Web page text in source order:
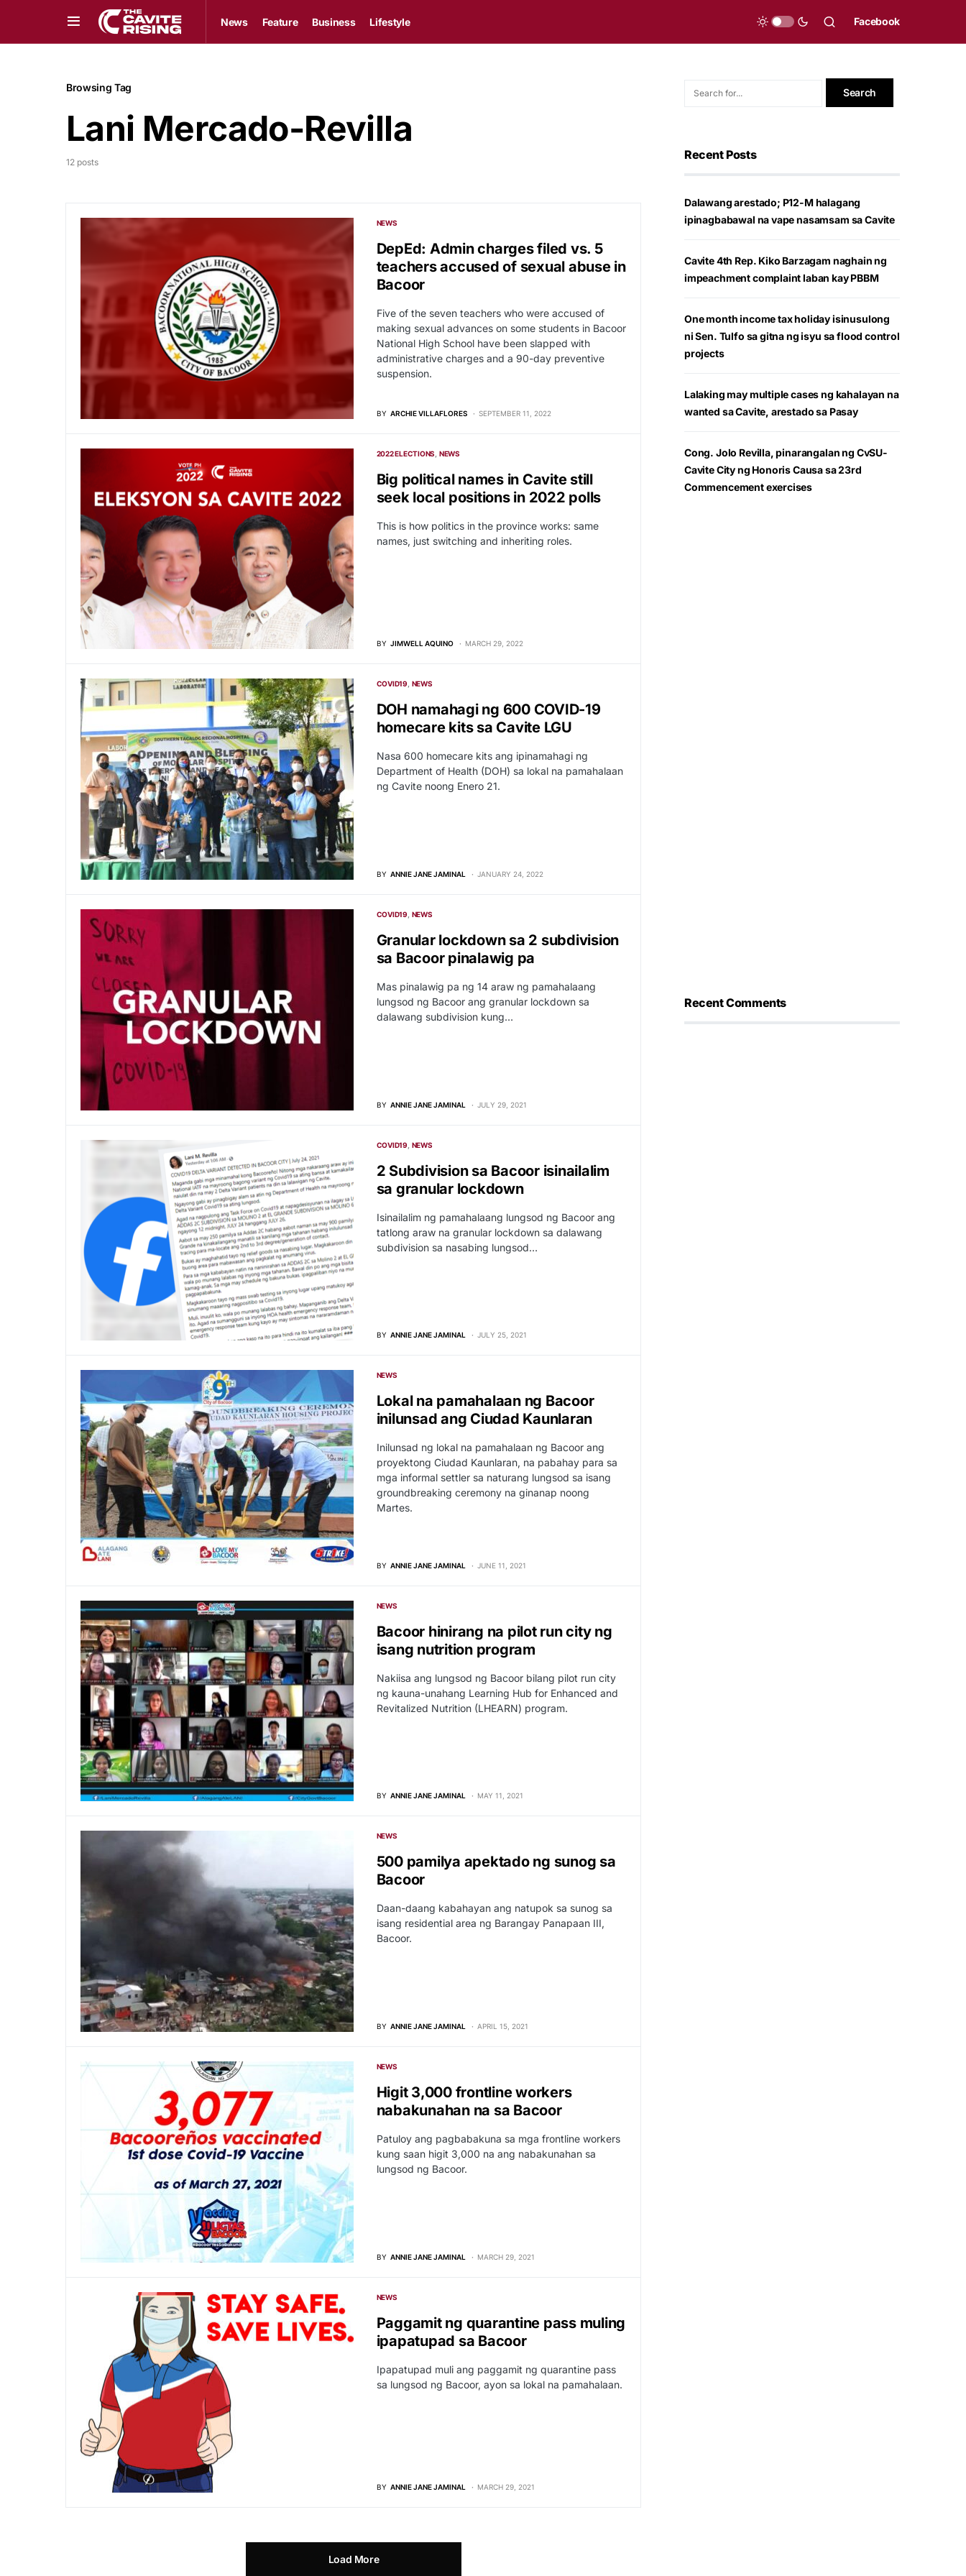
News Feature Business Lifestyle Facebook
Browsing Tag
Lani Mercado-Revilla
12 posts
NEWS
DepEd: Admin charges filed vs. 5
teachers accused of sexual abuse in
Bacoor
Five of the seven teachers who were accused of
making sexual advances on some students in Bacoor
National High School have been slapped with
administrative charges and a 90-day preventive
suspension.
BY ARCHIE VILLAFLORES SEPTEMBER 11, 2022
2022 ELECTIONS NEWS
Big political names in Cavite still
seek local positions in 2022 polls
This is how politics in the province works: same
names, just switching and inheriting roles.
BY JIMWELL AQUINO MARCH 29, 2022
COVID19 NEWS
DOH namahagi ng 600 COVID-19
homecare kits sa Cavite LGU
Nasa 600 homecare kits ang ipinamahagi ng
Department of Health (DOH) sa lokal na pamahalaan
ng Cavite noong Enero 21.
BY ANNIE JANE JAMINAL JANUARY 24, 2022
COVID19 NEWS
Granular lockdown sa 2 subdivision
sa Bacoor pinalawig pa
Mas pinalawig pa ng 14 araw ng pamahalaang
lungsod ng Bacoor ang granular lockdown sa
dalawang subdivision kung…
BY ANNIE JANE JAMINAL JULY 29, 2021
COVID19 NEWS
2 Subdivision sa Bacoor isinailalim
sa granular lockdown
Isinailalim ng pamahalaang lungsod ng Bacoor ang
tatlong araw na granular lockdown sa dalawang
subdivision sa nasabing lungsod…
BY ANNIE JANE JAMINAL JULY 25, 2021
NEWS
Lokal na pamahalaan ng Bacoor
inilunsad ang Ciudad Kaunlaran
Inilunsad ng lokal na pamahalaan ng Bacoor ang
proyektong Ciudad Kaunlaran, na pabahay para sa
mga informal settler sa naturang lungsod sa isang
groundbreaking ceremony na ginanap noong
Martes.
BY ANNIE JANE JAMINAL JUNE 11, 2021
NEWS
Bacoor hinirang na pilot run city ng
isang nutrition program
Nakiisa ang lungsod ng Bacoor bilang pilot run city
ng kauna-unahang Learning Hub for Enhanced and
Revitalized Nutrition (LHEARN) program.
BY ANNIE JANE JAMINAL MAY 11, 2021
NEWS
500 pamilya apektado ng sunog sa
Bacoor
Daan-daang kabahayan ang natupok sa sunog sa
isang residential area ng Barangay Panapaan III,
Bacoor.
BY ANNIE JANE JAMINAL APRIL 15, 2021
NEWS
Higit 3,000 frontline workers
nabakunahan na sa Bacoor
Patuloy ang pagbabakuna sa mga frontline workers
kung saan higit 3,000 na ang nabakunahan sa
lungsod ng Bacoor.
BY ANNIE JANE JAMINAL MARCH 29, 2021
NEWS
Paggamit ng quarantine pass muling
ipapatupad sa Bacoor
Ipapatupad muli ang paggamit ng quarantine pass
sa lungsod ng Bacoor, ayon sa lokal na pamahalaan.
BY ANNIE JANE JAMINAL MARCH 29, 2021
Load More
Recent Posts
Dalawang arestado; P12-M halagang
ipinagbabawal na vape nasamsam sa Cavite
Cavite 4th Rep. Kiko Barzagam naghain ng
impeachment complaint laban kay PBBM
One month income tax holiday isinusulong
ni Sen. Tulfo sa gitna ng isyu sa flood control
projects
Lalaking may multiple cases ng kahalayan na
wanted sa Cavite, arestado sa Pasay
Cong. Jolo Revilla, pinarangalan ng CvSU-
Cavite City ng Honoris Causa sa 23rd
Commencement exercises
Recent Comments